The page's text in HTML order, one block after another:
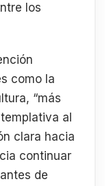
los
como la
“más
al
clara hacia
continuar
de